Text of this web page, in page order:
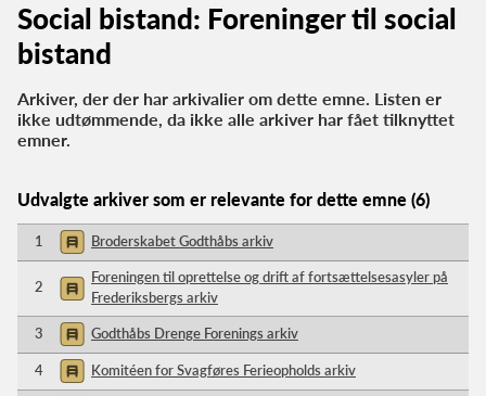
Social bistand: Foreninger til social
bistand
Arkiver, der der har arkivalier om dette emne. Listen er
ikke udtømmende, da ikke alle arkiver har fået tilknyttet
emner.
Udvalgte arkiver som er relevante for dette emne (6)
1 Broderskabet Godthåbs arkiv
2
Foreningen til oprettelse og drift af fortsættelsesasyler på
Frederiksbergs arkiv
3 Godthåbs Drenge Forenings arkiv
4 Komitéen for Svagføres Ferieopholds arkiv